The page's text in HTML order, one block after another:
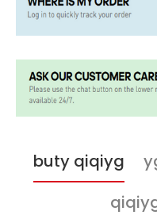
buty qiqiyg